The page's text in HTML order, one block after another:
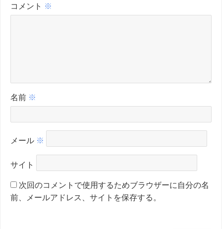
コメント ※
名前 ※
メール ※
サイト
次回のコメントで使用するためブラウザーに自分の名
前、メールアドレス、サイトを保存する。